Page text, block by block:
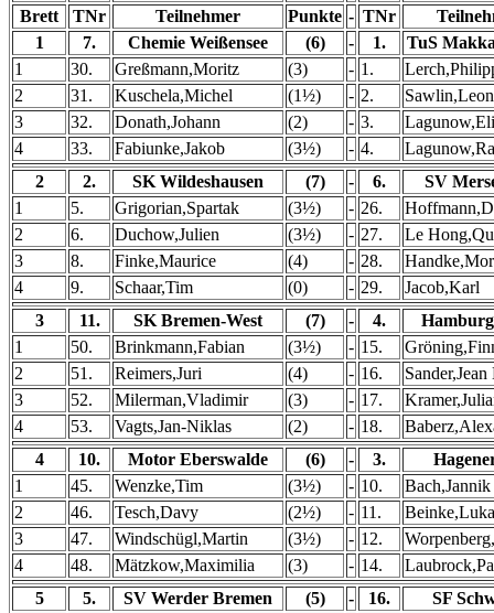
Brett
TNr Teilnehmer Punkte - TNr
1
7. Chemie Weißensee (6) - 1.
TuS
1
30. Greßmann,Moritz (3) - 1.
2
31. Kuschela,Michel (1½) - 2.
3
32. Donath,Johann (2) - 3.
4
33. Fabiunke,Jakob (3½) - 4.
2
2. SK Wildeshausen (7) - 6.
SV
1
5. Grigorian,Spartak (3½) - 26.
2
6. Duchow,Julien (3½) - 27.
Le
3
8. Finke,Maurice (4) - 28.
4
9. Schaar,Tim (0) - 29.
Jacob,Karl
3
11. SK Bremen-West (7) - 4.
1
50. Brinkmann,Fabian (3½) - 15.
2
51. Reimers,Juri (4) - 16.
3
52. Milerman,Vladimir (3) - 17.
4
53. Vagts,Jan-Niklas (2) - 18.
4
10. Motor Eberswalde (6) - 3.
1
45. Wenzke,Tim (3½) - 10.
Bach,Jannik
2
46. Tesch,Davy (2½) - 11.
3
47. Windschügl,Martin (3½) - 12.
4
48. Mätzkow,Maximilia (3) - 14.
5
5. SV Werder Bremen (5) - 16.
SF